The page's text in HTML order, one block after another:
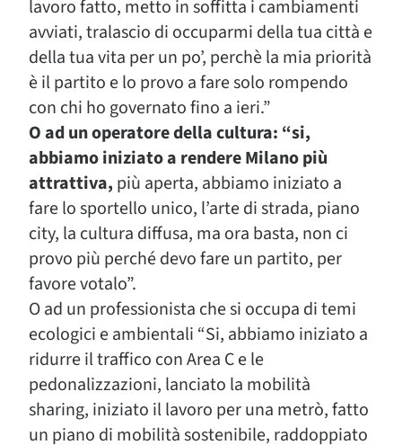
lavoro fatto, metto in soffitta i cambiamenti
avviati, tralascio di occuparmi della tua città e
della tua vita per un po’, perchè la mia priorità
è il partito e lo provo a fare solo rompendo
con chi ho governato fino a ieri.”
O ad un operatore della cultura: “si,
abbiamo iniziato a rendere Milano più
attrattiva, più aperta, abbiamo iniziato a
fare lo sportello unico, l’arte di strada, piano
city, la cultura diffusa, ma ora basta, non ci
provo più perché devo fare un partito, per
favore votalo”.
O ad un professionista che si occupa di temi
ecologici e ambientali “Si, abbiamo iniziato a
ridurre il traffico con Area C e le
pedonalizzazioni, lanciato la mobilità
sharing, iniziato il lavoro per una metrò, fatto
un piano di mobilità sostenibile, raddoppiato